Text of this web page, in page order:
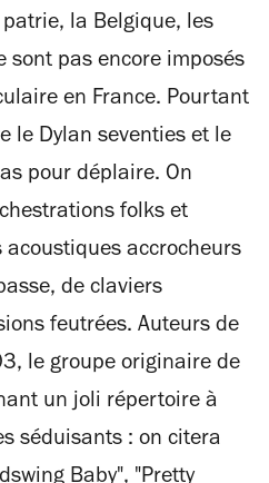
la Belgique, les
sont pas encore imposés
en France. Pourtant
le Dylan seventies et le
pour déplaire. On
folks et
accrocheurs
de claviers
feutrées. Auteurs de
le groupe originaire de
un joli répertoire à
séduisants : on citera